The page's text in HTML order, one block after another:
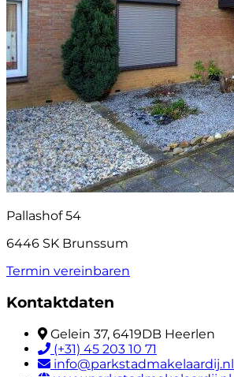
Pallashof 54
6446 SK Brunssum
Termin vereinbaren
Kontaktdaten
Gelein 37, 6419DB Heerlen
(+31) 45 203 10 71
info@parkstadmakelaardij.nl